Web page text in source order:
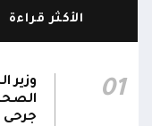
مليشيا
15:35
قصف حوثي
مناطق
محافظة
الأكثر قراءة
01
وزير
جرحى